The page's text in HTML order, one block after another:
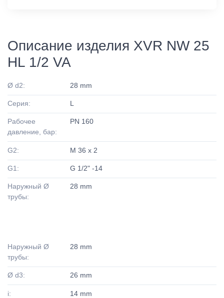
Описание изделия XVR NW 25
HL 1/2 VA
Ø d2: 28 mm
Серия: L
Рабочее
давление, бар:
PN 160
G2: M 36 x 2
G1: G 1/2" -14
Наружный Ø
трубы:
28 mm
Наружный Ø
трубы:
28 mm
Ø d3: 26 mm
i: 14 mm